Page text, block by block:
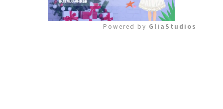
Powered by GliaStudios